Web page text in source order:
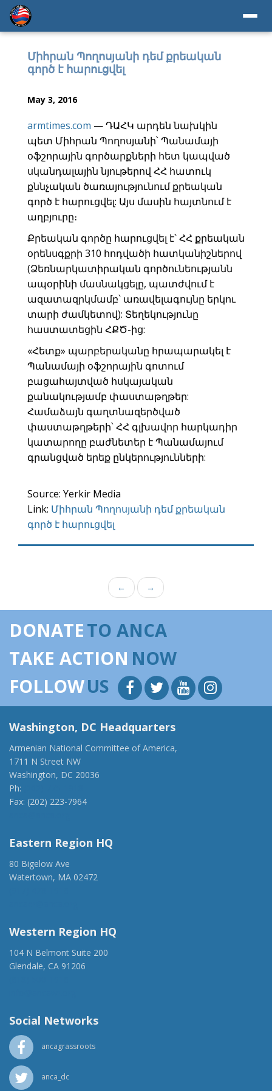
Միհրան Պողոսյանի դեմ քրեական
գործ է հարուցվել
May 3, 2016
armtimes.com — ԴԱՀԿ արդեն նախկին
պետ Միհրան Պողոսյանի՝ Պանամայի
օֆշորային գործարքների հետ կապված
սկանդալային նյութերով ՀՀ հատուկ
քննչական ծառայությունում քրեական
գործ է հարուցվել: Այս մասին հայտնում է
աղբյուրը։
Քրեական գործը հարուցվել է՝ ՀՀ քրեական
օրենսգքրի 310 հոդվածի հատկանիշներով
(Ձեռնարկատիրական գործունեությանն
ապօրինի մասնակցելը, պատժվում է
ազատազրկմամբ՝ առավելագույնը երկու
տարի ժամկետով): Տեղեկությունը
հաստատեցին ՀՔԾ-ից:
«Հետք» պարբերականը հրապարակել է
Պանամայի օֆշորային գոտում
բացահայտված հսկայական
քանակությամբ փաստաթղթեր:
Համաձայն գաղտնազերծված
փաստաթղթերի՝ ՀՀ գլխավոր հարկադիր
կատարողը բաժնետեր է Պանամայում
գրանցված երեք ընկերությունների:
Source: Yerkir Media
Link: Միհրան Պողոսյանի դեմ քրեական
գործ է հարուցվել
← →
DONATETO ANCA
TAKE ACTION NOW
FOLLOWUS
Washington, DC Headquarters
Armenian National Committee of America,
1711 N Street NW
Washington, DC 20036
Ph:
Fax: (202) 223-7964
Eastern Region HQ
80 Bigelow Ave
Watertown, MA 02472
Western Region HQ
104 N Belmont Suite 200
Glendale, CA 91206
Social Networks
ancagrassroots
anca_dc